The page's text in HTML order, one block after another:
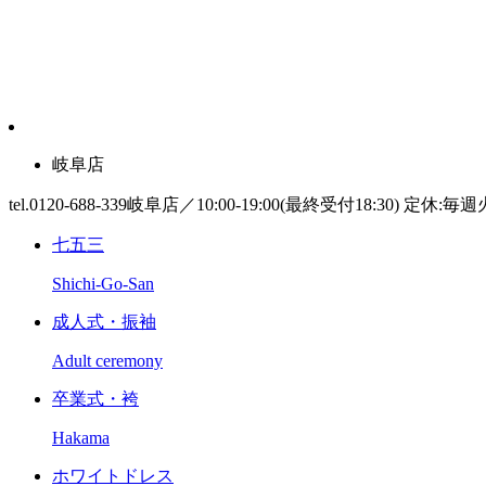
岐阜店
tel.0120-688-339岐阜店／10:00-19:00(最終受付18:30) 定休:毎週
七五三
Shichi-Go-San
成人式・振袖
Adult ceremony
卒業式・袴
Hakama
ホワイトドレス